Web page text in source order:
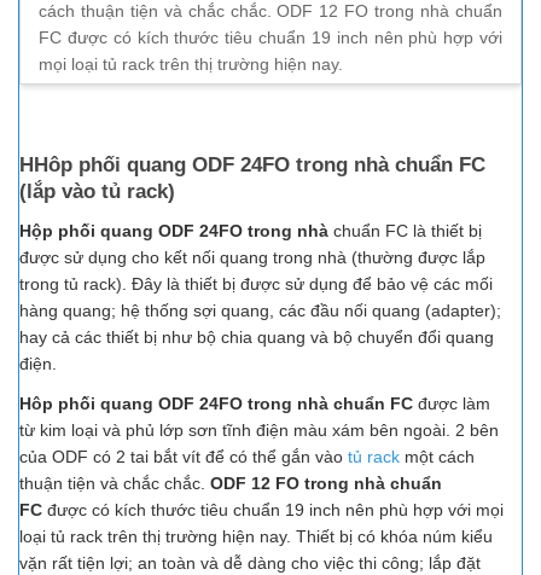
cách thuận tiện và chắc chắc. ODF 12 FO trong nhà chuẩn
FC được có kích thước tiêu chuẩn 19 inch nên phù hợp với
mọi loại tủ rack trên thị trường hiện nay.
HHôp phối quang ODF 24FO trong nhà chuẩn FC
(lắp vào tủ rack)
Hộp phối quang ODF 24FO trong nhà chuẩn FC là thiết bị
được sử dụng cho kết nối quang trong nhà (thường được lắp
trong tủ rack). Đây là thiết bị được sử dụng để bảo vệ các mối
hàng quang; hệ thống sợi quang, các đầu nối quang (adapter);
hay cả các thiết bị như bộ chia quang và bộ chuyển đổi quang
điện.
Hôp phối quang ODF 24FO trong nhà chuẩn FC được làm
từ kim loại và phủ lớp sơn tĩnh điện màu xám bên ngoài. 2 bên
của ODF có 2 tai bắt vít để có thể gắn vào tủ rack một cách
thuận tiện và chắc chắc. ODF 12 FO trong nhà chuẩn
FC được có kích thước tiêu chuẩn 19 inch nên phù hợp với mọi
loại tủ rack trên thị trường hiện nay. Thiết bị có khóa núm kiểu
vặn rất tiện lợi; an toàn và dễ dàng cho việc thi công; lắp đặt